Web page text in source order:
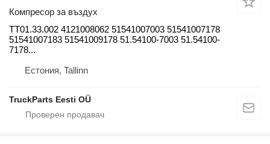
Компресор за въздух
TT01.33.002 4121008062 51541007003 51541007178
51541007183 51541009178 51.54100-7003 51.54100-
7178...
Естония, Tallinn
TruckParts Eesti OÜ